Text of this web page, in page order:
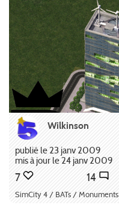
Wilkinson
publié le 23 janv 2009
mis à jour le 24 janv 2009
7 14
SimCity 4 / BATs / Monuments